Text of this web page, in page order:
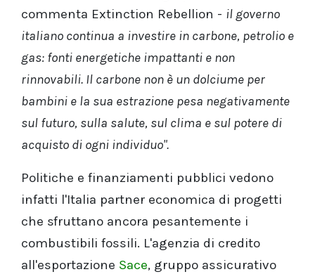
commenta Extinction Rebellion - il governo
italiano continua a investire in carbone, petrolio e
gas: fonti energetiche impattanti e non
rinnovabili. Il carbone non è un dolciume per
bambini e la sua estrazione pesa negativamente
sul futuro, sulla salute, sul clima e sul potere di
acquisto di ogni individuo".
Politiche e finanziamenti pubblici vedono
infatti l'Italia partner economica di progetti
che sfruttano ancora pesantemente i
combustibili fossili. L'agenzia di credito
all'esportazione Sace, gruppo assicurativo